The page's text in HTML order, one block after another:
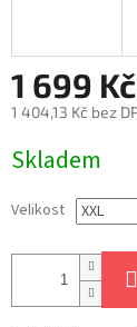
1 699 Kč
1 404,13 Kč bez
cena:
Skladem
Velikost